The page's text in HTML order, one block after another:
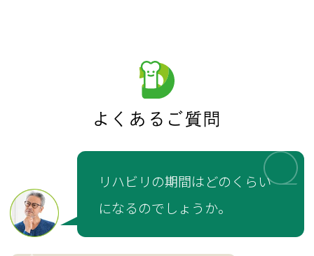
よくあるご質問
リハビリの期間はどのくらい
になるのでしょうか。